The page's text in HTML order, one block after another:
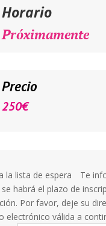
Horario
Próximamente
Precio
250€
la lista de espera
Te
habrá el plazo de
Por favor, deje su
electrónico válida a